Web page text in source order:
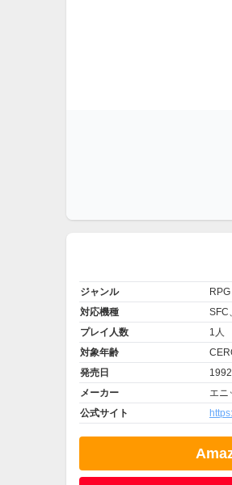
ジャンル
RPG
対応機種
SFC
プレイ人数
1人
対象年齢
発売日
メーカー
エニ
公式サイト